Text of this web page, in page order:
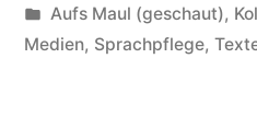
von
Veröffentlicht
unter
Aufs Maul (geschaut),
Medien, Sprachpflege,